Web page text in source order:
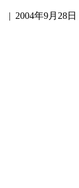
| 2004年9月28日